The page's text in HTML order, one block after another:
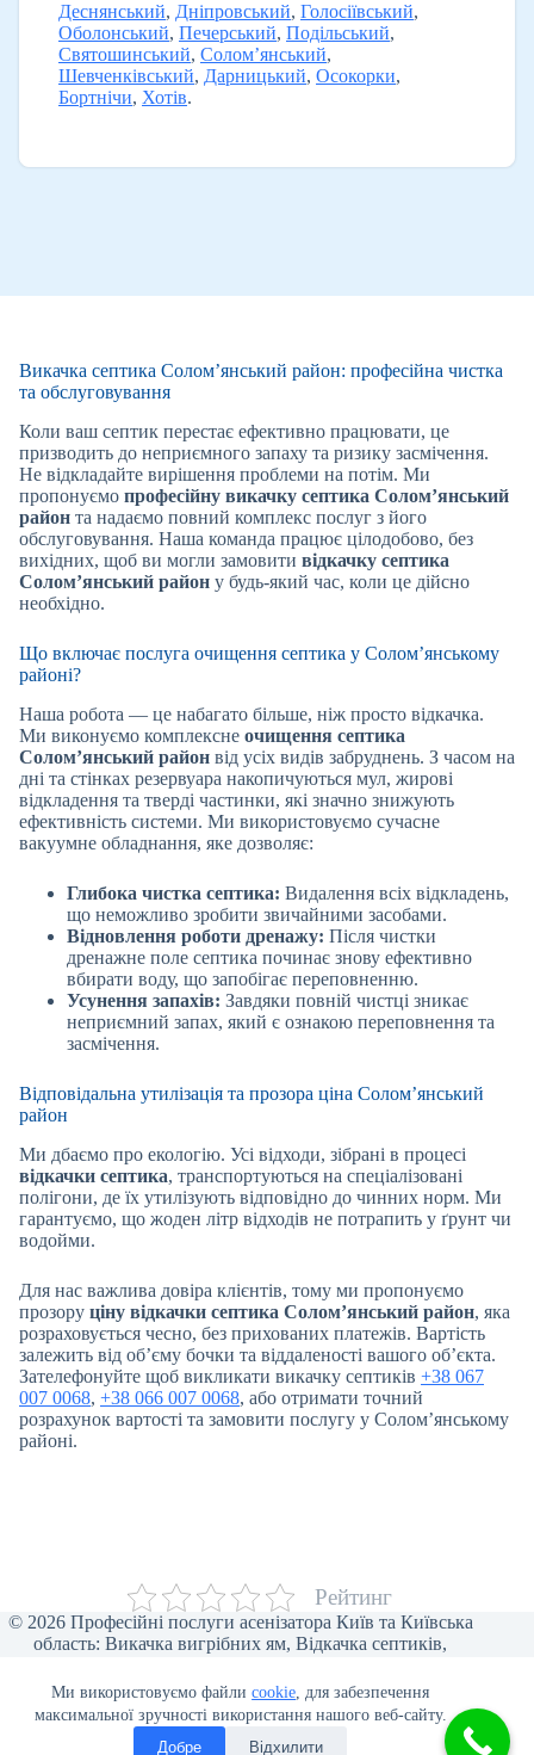
Ми використовуємо файлиcookie, для забезпечення
максимальної зручності використання нашого веб-сайту.
Добре
Відхилити
Деснянський, Дніпровський, Голосіївський,
Оболонський, Печерський, Подільський,
Святошинський, Солом’янський,
Шевченківський, Дарницький, Осокорки,
Бортнічи, Хотів.
Викачка септика Солом’янський район: професійна чистка
та обслуговування
Коли ваш септик перестає ефективно працювати, це
призводить до неприємного запаху та ризику засмічення.
Не відкладайте вирішення проблеми на потім. Ми
пропонуємо професійну викачку септика Солом’янський
район та надаємо повний комплекс послуг з його
обслуговування. Наша команда працює цілодобово, без
вихідних, щоб ви могли замовити відкачку септика
Солом’янський район у будь-який час, коли це дійсно
необхідно.
Що включає послуга очищення септика у Солом’янському
районі?
Наша робота — це набагато більше, ніж просто відкачка.
Ми виконуємо комплексне очищення септика
Солом’янський район від усіх видів забруднень. З часом на
дні та стінках резервуара накопичуються мул, жирові
відкладення та тверді частинки, які значно знижують
ефективність системи. Ми використовуємо сучасне
вакуумне обладнання, яке дозволяє:
Глибока чистка септика: Видалення всіх відкладень,
що неможливо зробити звичайними засобами.
Відновлення роботи дренажу: Після чистки
дренажне поле септика починає знову ефективно
вбирати воду, що запобігає переповненню.
Усунення запахів: Завдяки повній чистці зникає
неприємний запах, який є ознакою переповнення та
засмічення.
Відповідальна утилізація та прозора ціна Солом’янський
район
Ми дбаємо про екологію. Усі відходи, зібрані в процесі
відкачки септика, транспортуються на спеціалізовані
полігони, де їх утилізують відповідно до чинних норм. Ми
гарантуємо, що жоден літр відходів не потрапить у ґрунт чи
водойми.
Для нас важлива довіра клієнтів, тому ми пропонуємо
прозору ціну відкачки септика Солом’янський район, яка
розраховується чесно, без прихованих платежів. Вартість
залежить від об’єму бочки та віддаленості вашого об’єкта.
Зателефонуйте щоб викликати викачку септиків +38 067
007 0068, +38 066 007 0068, або отримати точний
розрахунок вартості та замовити послугу у Солом’янському
районі.
Рейтинг
© 2026 Професійні послуги асенізатора Київ та Київська
область: Викачка вигрібних ям, Відкачка септиків,
Асенізаторські послуги для бізнесу, Викачка ілу та піску,
Відеоінспекція труб, Мулосос, Чистка ям від мулу.